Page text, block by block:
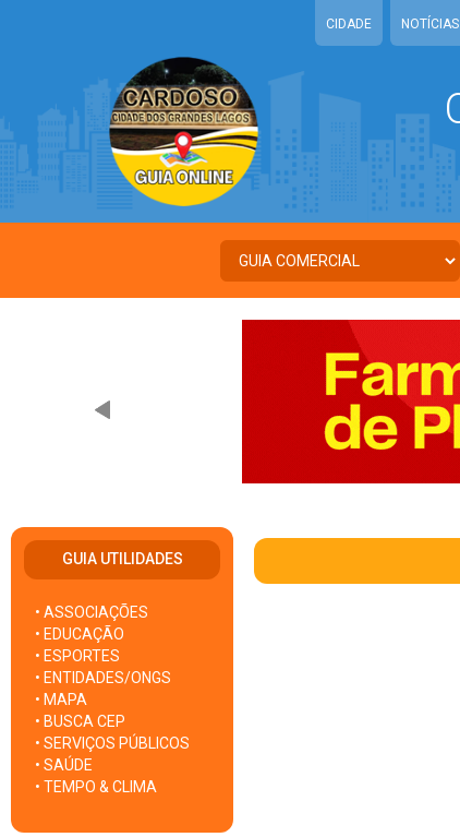
CIDADE NOTÍCIAS
GUIA UTILIDADES
• ASSOCIAÇÕES
• EDUCAÇÃO
• ESPORTES
• ENTIDADES/ONGS
• MAPA
• BUSCA CEP
• SERVIÇOS PÚBLICOS
• SAÚDE
• TEMPO & CLIMA